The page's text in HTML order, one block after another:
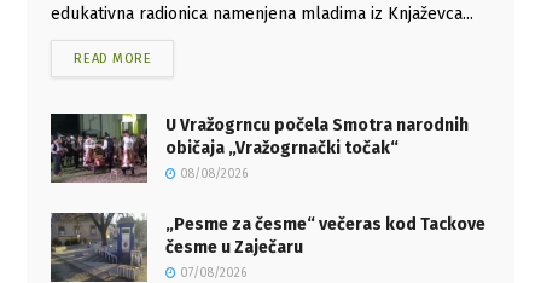
edukativna radionica namenjena mladima iz Knjaževca...
READ MORE
U Vražogrncu počela Smotra narodnih
običaja „Vražogrnački točak“
08/08/2026
„Pesme za česme“ večeras kod Tackove
česme u Zaječaru
07/08/2026